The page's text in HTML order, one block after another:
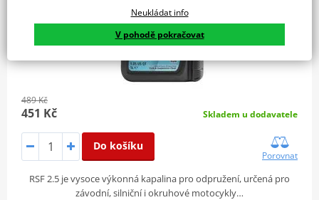
489 Kč
451 Kč Skladem u dodavatele
Do košíku
Porovnat
RSF 2.5 je vysoce výkonná kapalina pro odpružení, určená pro
závodní, silniční i okruhové motocykly…
Neukládat info
V pohodě pokračovat